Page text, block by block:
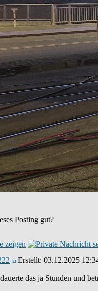
Posting gut?
Erstellt: 03.12.2025
das ja Stunden und